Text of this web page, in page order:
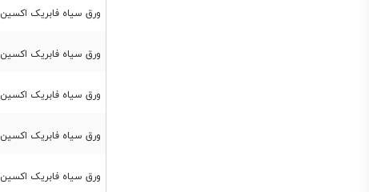
ورق سیاه فابریک اکسین st37 ضخامت 12 میل عرض 2000
ورق سیاه فابریک اکسین st37 ضخامت 15 میل عرض 2000
ورق سیاه فابریک اکسین st37 ضخامت 20 میل عرض 2000
ورق سیاه فابریک اکسین st37 ضخامت 25 میل عرض 2000
ورق سیاه فابریک اکسین st37 ضخامت 30 میل عرض 2000